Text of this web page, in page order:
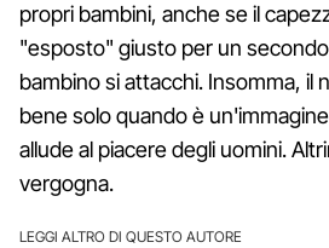
propri bambini, anche se il
"esposto" giusto per un
bambino si attacchi. Insomma, il
bene solo quando è
allude al piacere degli uomini.
vergogna.
LEGGI ALTRO DI QUESTO AUTORE